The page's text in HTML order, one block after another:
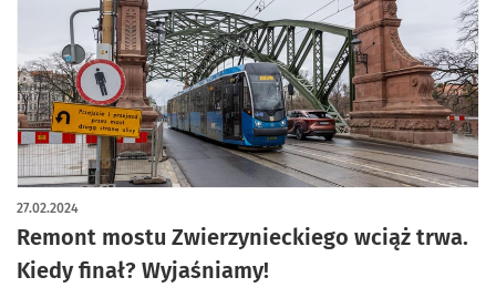
Remont mostu Zwierzynieckiego wciąż trwa.
Kiedy finał? Wyjaśniamy!
27.02.2024
artykuł z galerią zdjęć